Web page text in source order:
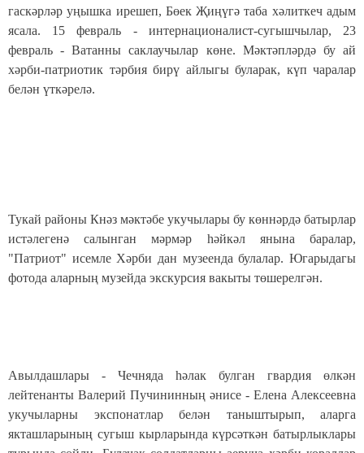
гаскәрләр уңышка ирешеп, Бөек Җиңүгә таба хәлиткеч адым
ясала. 15 февраль - интернационалист-сугышчылар, 23
февраль - Ватанны саклаучылар көне. Мәктәпләрдә бу ай
хәрби-патриотик тәрбия бирү айлыгы буларак, күп чаралар
белән үткәрелә.
Тукай районы Кнәз мәктәбе укучылары бу көннәрдә батырлар
истәлегенә салынган мәрмәр һәйкәл янына баралар,
"Патриот" исемле Хәрби дан музеенда булалар. Югарыдагы
фотода аларның музейда экскурсия вакыты төшерелгән.
Авылдашлары - Чечняда һәлак булган гвардия өлкән
лейтенанты Валерий Пучининның әнисе - Елена Алексеевна
укучыларны экспонатлар белән таныштырып, аларга
якташларының сугыш кырларында күрсәткән батырлыклары